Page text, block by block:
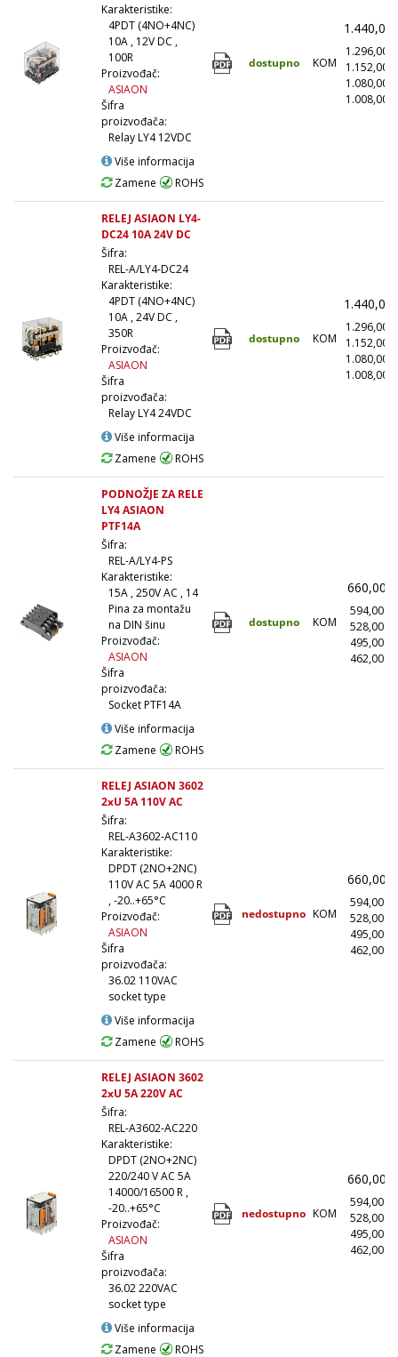
Karakteristike:
4PDT (4NO+4NC)
10A , 12V DC ,
100R
Proizvođač:
ASIAON
Šifra
proizvođača:
Relay LY4 12VDC
Više informacija
Zamene
ROHS
dostupno KOM
1.440,00
1.296,00
1.152,00
1.080,00
1.008,00
RELEJ ASIAON LY4-
DC24 10A 24V DC
Šifra:
REL-A/LY4-DC24
Karakteristike:
4PDT (4NO+4NC)
10A , 24V DC ,
350R
Proizvođač:
ASIAON
Šifra
proizvođača:
Relay LY4 24VDC
Više informacija
Zamene
ROHS
dostupno KOM
1.440,00
1.296,00
1.152,00
1.080,00
1.008,00
PODNOŽJE ZA RELE
LY4 ASIAON
PTF14A
Šifra:
REL-A/LY4-PS
Karakteristike:
15A , 250V AC , 14
Pina za montažu
na DIN šinu
Proizvođač:
ASIAON
Šifra
proizvođača:
Socket PTF14A
Više informacija
Zamene
ROHS
dostupno KOM
660,00
594,00
528,00
495,00
462,00
RELEJ ASIAON 3602
2xU 5A 110V AC
Šifra:
REL-A3602-AC110
Karakteristike:
DPDT (2NO+2NC)
110V AC 5A 4000 R
, -20..+65°C
Proizvođač:
ASIAON
Šifra
proizvođača:
36.02 110VAC
socket type
Više informacija
Zamene
ROHS
nedostupno KOM
660,00
594,00
528,00
495,00
462,00
RELEJ ASIAON 3602
2xU 5A 220V AC
Šifra:
REL-A3602-AC220
Karakteristike:
DPDT (2NO+2NC)
220/240 V AC 5A
14000/16500 R ,
-20..+65°C
Proizvođač:
ASIAON
Šifra
proizvođača:
36.02 220VAC
socket type
Više informacija
Zamene
ROHS
nedostupno KOM
660,00
594,00
528,00
495,00
462,00